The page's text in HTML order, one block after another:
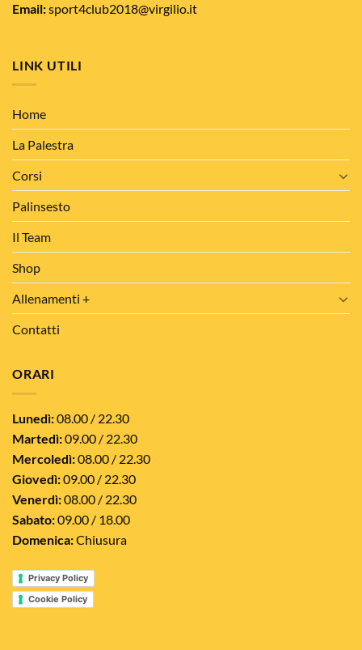
Email:sport4club2018@virgilio.it
LINK UTILI
Home
La Palestra
Corsi
Palinsesto
Il Team
Shop
Allenamenti +
Contatti
ORARI
Lunedì:08.00 / 22.30
Martedì:09.00 / 22.30
Mercoledì:08.00 / 22.30
Giovedì:09.00 / 22.30
Venerdì:08.00 / 22.30
Sabato:09.00 / 18.00
Domenica:Chiusura
Privacy Policy
Cookie Policy